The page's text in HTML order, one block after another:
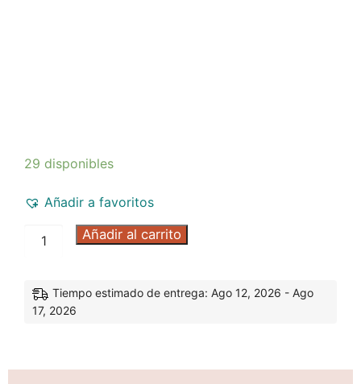
29 disponibles
Añadir a favoritos
Añadir al carrito
Tiempo estimado de entrega: Ago 12, 2026 - Ago
17, 2026